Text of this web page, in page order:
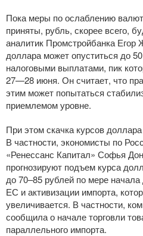
Пока меры по ослаблению
приняты, рубль, скорее всего,
аналитик Промстройбанка Егор
доллара может опуститься до
налоговыми выплатами, пик
27—28 июня. Он считает, что
этим может попытаться
приемлемом уровне.
При этом скачка курсов
В частности, экономисты по
«Ренессанс Капитал» Софья
прогнозируют подъем курса
до 70–85 рублей по мере
ЕС и активизации импорта,
увеличивается. В частности,
сообщила о начале торговли
параллельного импорта.